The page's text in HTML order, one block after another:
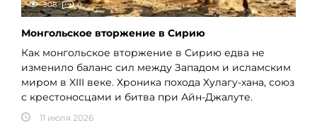
308 0
Монгольское вторжение в Сирию
Как монгольское вторжение в Сирию едва не
изменило баланс сил между Западом и исламским
миром в XIII веке. Хроника похода Хулагу-хана, союз
с крестоносцами и битва при Айн-Джалуте.
11 июля 2026